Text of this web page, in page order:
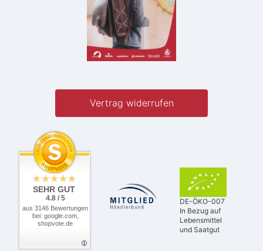
Vertrag widerrufen
SEHR GUT
4.8 / 5
aus 3146 Bewertungen
bei: google.com,
shopvote.de
DE-ÖKO-007
In Bezug auf
Lebensmittel
und Saatgut